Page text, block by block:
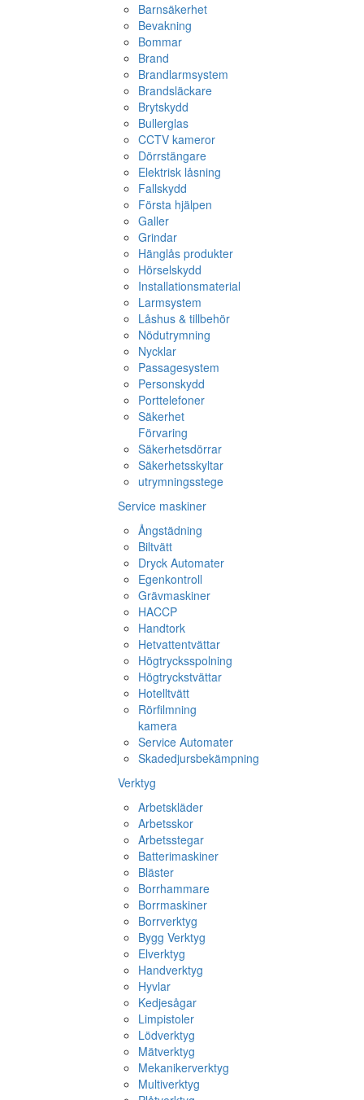
Barnsäkerhet
Bevakning
Bommar
Brand
Brandlarmsystem
Brandsläckare
Brytskydd
Bullerglas
CCTV kameror
Dörrstängare
Elektrisk låsning
Fallskydd
Första hjälpen
Galler
Grindar
Hänglås produkter
Hörselskydd
Installationsmaterial
Larmsystem
Låshus & tillbehör
Nödutrymning
Nycklar
Passagesystem
Personskydd
Porttelefoner
Säkerhet
Förvaring
Säkerhetsdörrar
Säkerhetsskyltar
utrymningsstege
Service maskiner
Ångstädning
Biltvätt
Dryck Automater
Egenkontroll
Grävmaskiner
HACCP
Handtork
Hetvattentvättar
Högtrycksspolning
Högtryckstvättar
Hotelltvätt
Rörfilmning
kamera
Service Automater
Skadedjursbekämpning
Verktyg
Arbetskläder
Arbetsskor
Arbetsstegar
Batterimaskiner
Bläster
Borrhammare
Borrmaskiner
Borrverktyg
Bygg Verktyg
Elverktyg
Handverktyg
Hyvlar
Kedjesågar
Limpistoler
Lödverktyg
Mätverktyg
Mekanikerverktyg
Multiverktyg